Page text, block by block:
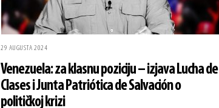
29 AUGUSTA 2024
Venezuela: za klasnu poziciju – izjava Lucha de
Clases i Junta Patriótica de Salvación o
političkoj krizi